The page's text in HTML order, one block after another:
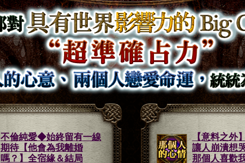
不倫純愛◆始終留有一線
期待【他會為我離婚
嗎？】全宿緣＆結局
【意料之外
讓人崩潰想
那個人喜歡